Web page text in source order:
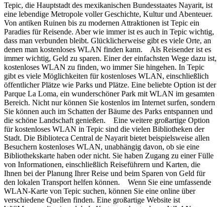
Tepic, die Hauptstadt des mexikanischen Bundesstaates Nayarit, ist
eine lebendige Metropole voller Geschichte, Kultur und Abenteuer.
Von antiken Ruinen bis zu modernen Attraktionen ist Tepic ein
Paradies für Reisende. Aber wie immer ist es auch in Tepic wichtig,
dass man verbunden bleibt. Glücklicherweise gibt es viele Orte, an
denen man kostenloses WLAN finden kann. Als Reisender ist es
immer wichtig, Geld zu sparen. Einer der einfachsten Wege dazu ist,
kostenloses WLAN zu finden, wo immer Sie hingehen. In Tepic
gibt es viele Möglichkeiten für kostenloses WLAN, einschließlich
öffentlicher Plätze wie Parks und Plätze. Eine beliebte Option ist der
Parque La Loma, ein wunderschöner Park mit WLAN im gesamten
Bereich. Nicht nur können Sie kostenlos im Internet surfen, sondern
Sie können auch im Schatten der Bäume des Parks entspannen und
die schöne Landschaft genießen. Eine weitere großartige Option
für kostenloses WLAN in Tepic sind die vielen Bibliotheken der
Stadt. Die Biblioteca Central de Nayarit bietet beispielsweise allen
Besuchern kostenloses WLAN, unabhängig davon, ob sie eine
Bibliothekskarte haben oder nicht. Sie haben Zugang zu einer Fülle
von Informationen, einschließlich Reiseführern und Karten, die
Ihnen bei der Planung Ihrer Reise und beim Sparen von Geld für
den lokalen Transport helfen können. Wenn Sie eine umfassende
WLAN-Karte von Tepic suchen, können Sie eine online über
verschiedene Quellen finden. Eine großartige Website ist